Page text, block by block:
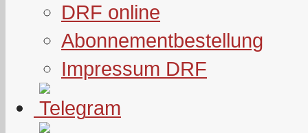
DRF online
Abonnementbestellung
Impressum DRF